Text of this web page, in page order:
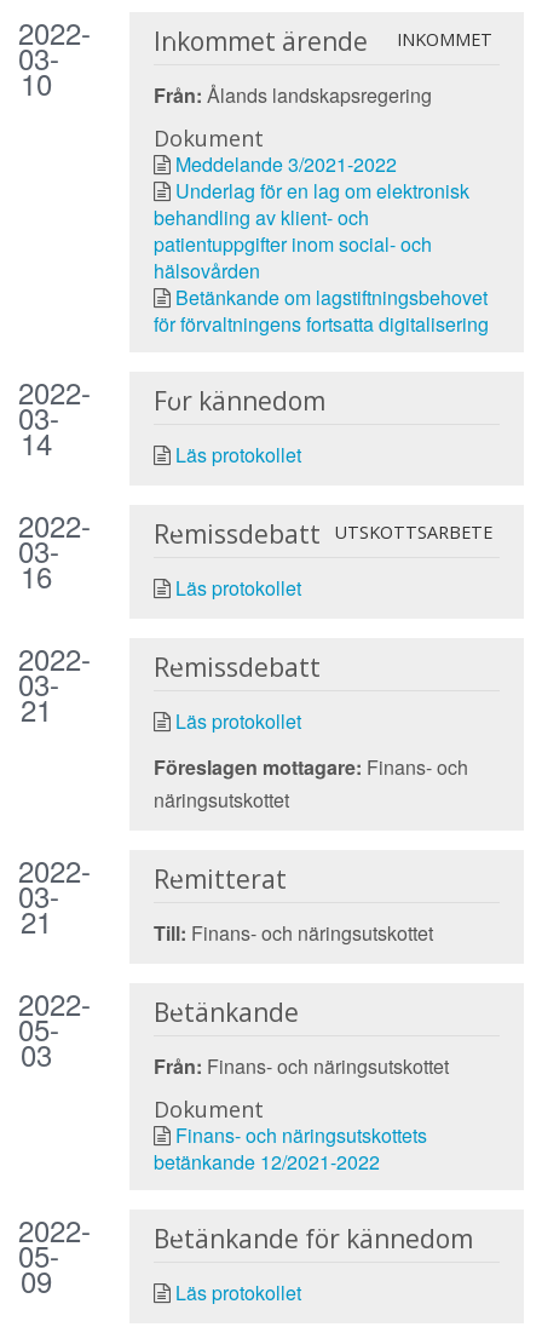
2022-
03-
10
Inkommet ärende INKOMMET
Från: Ålands landskapsregering
Dokument
Meddelande 3/2021-2022
Underlag för en lag om elektronisk
behandling av klient- och
patientuppgifter inom social- och
hälsovården
Betänkande om lagstiftningsbehovet
för förvaltningens fortsatta digitalisering
2022-
03-
14
För kännedom
Läs protokollet
2022-
03-
16
Remissdebatt UTSKOTTSARBETE
Läs protokollet
2022-
03-
21
Remissdebatt
Läs protokollet
Föreslagen mottagare: Finans- och
näringsutskottet
2022-
03-
21
Remitterat
Till: Finans- och näringsutskottet
2022-
05-
03
Betänkande
Från: Finans- och näringsutskottet
Dokument
Finans- och näringsutskottets
betänkande 12/2021-2022
2022-
05-
09
Betänkande för kännedom
Läs protokollet